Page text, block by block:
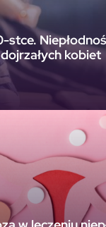
stce.
kobiet